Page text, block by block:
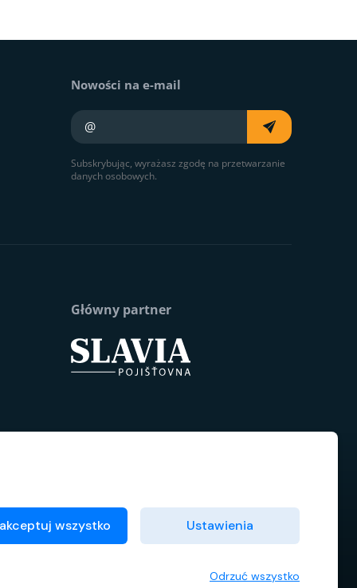
Nowości na e-mail
Twój e-mail
Subskrybując, wyrażasz zgodę na przetwarzanie
danych osobowych.
Główny partner
wszystko Ustawienia
Odrzuć wszystko